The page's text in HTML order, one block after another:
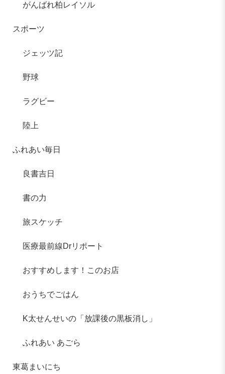
がんばれ柏レイソル
スポーツ
ジェッツ記
野球
ラグビー
陸上
ふれあい毎日
良書吉日
書の力
旅スケッチ
医療最前線Drリポート
おすすめします！このお店
おうちでごはん
K太せんせいの「放課後の黒板消し」
ふれあい あごら
東葛まいにち